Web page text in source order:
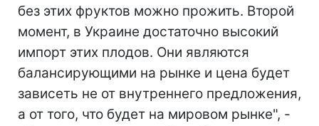
без этих фруктов можно прожить. Второй
момент, в Украине достаточно высокий
импорт этих плодов. Они являются
балансирующими на рынке и цена будет
зависеть не от внутреннего предложения,
а от того, что будет на мировом рынке", -